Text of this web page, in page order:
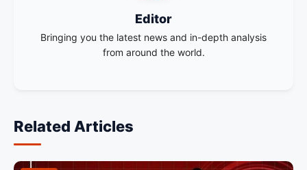
Editor
Bringing you the latest news and in-depth analysis
from around the world.
Related Articles